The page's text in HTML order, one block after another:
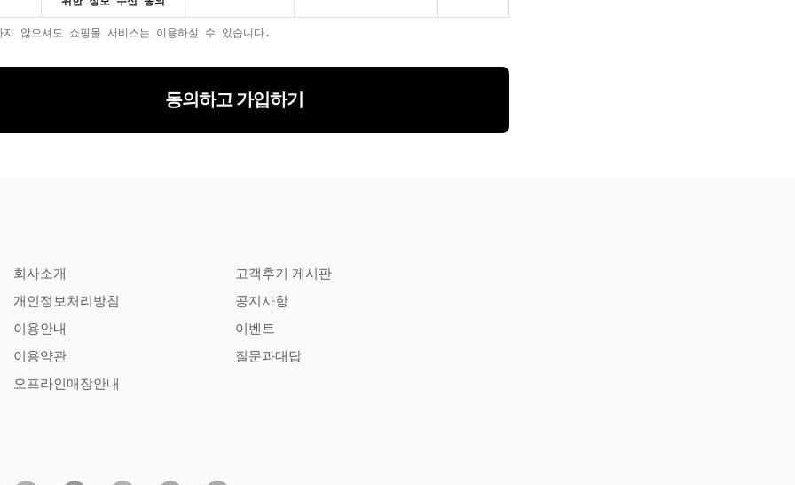
않으셔도 쇼핑몰 서비스는 이용하실 수 있습니다.
동의하고 가입하기
회사소개
개인정보처리방침
이용안내
이용약관
오프라인매장안내
고객후기 게시판
공지사항
이벤트
질문과대답